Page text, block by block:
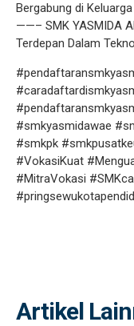
Bergabung di
——– SMK YASMIDA
Terdepan Dalam
#smkyasmidawae
#smkpk
#VokasiKuat
#MitraVokasi
Artikel